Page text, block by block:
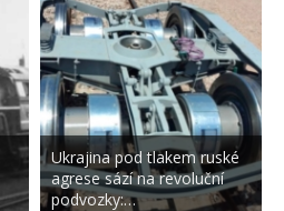
Ukrajina pod tlakem ruské
agrese sází na revoluční
podvozky:…